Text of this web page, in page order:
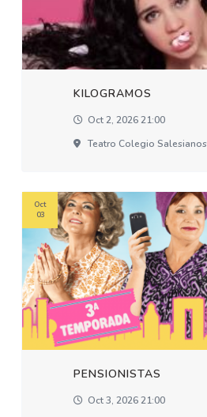
KILOGRAMOS
Oct 2, 2026 21:00
Teatro Colegio Salesianos
PENSIONISTAS
Oct 3, 2026 21:00
Oct
03